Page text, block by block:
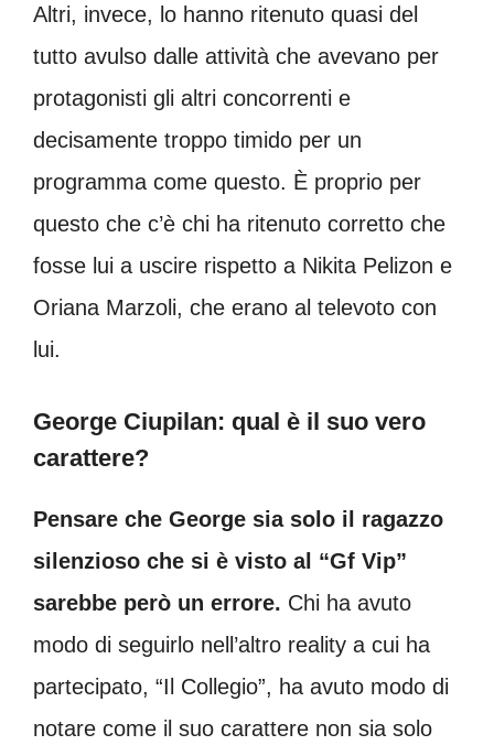
Altri, invece, lo hanno ritenuto quasi del
tutto avulso dalle attività che avevano per
protagonisti gli altri concorrenti e
decisamente troppo timido per un
programma come questo. È proprio per
questo che c’è chi ha ritenuto corretto che
fosse lui a uscire rispetto a Nikita Pelizon e
Oriana Marzoli, che erano al televoto con
lui.
George Ciupilan: qual è il suo vero
carattere?
Pensare che George sia solo il ragazzo
silenzioso che si è visto al “Gf Vip”
sarebbe però un errore. Chi ha avuto
modo di seguirlo nell’altro reality a cui ha
partecipato, “Il Collegio”, ha avuto modo di
notare come il suo carattere non sia solo